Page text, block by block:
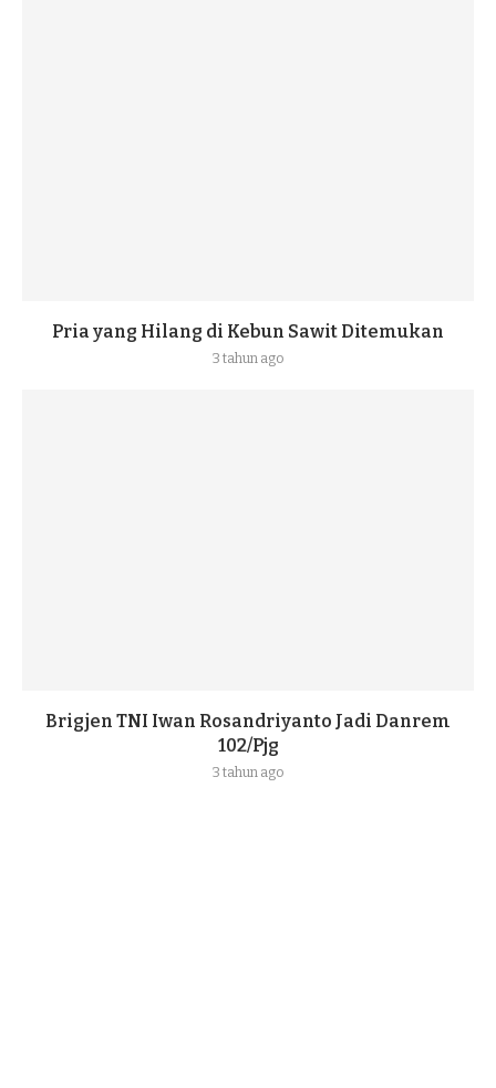
Pria yang Hilang di Kebun Sawit Ditemukan
3 tahun ago
Brigjen TNI Iwan Rosandriyanto Jadi Danrem
102/Pjg
3 tahun ago